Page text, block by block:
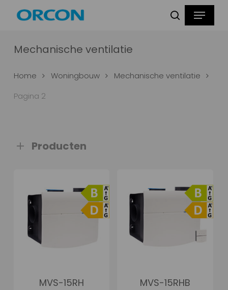
Producten
zoeken
Menu
Mechanische ventilatie
Home Woningbouw
Mechanische ventilatie
Pagina 2
Producten
MVS-15RH MVS-15RHB